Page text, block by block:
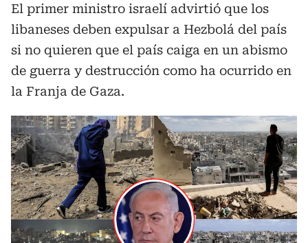
El primer ministro israelí advirtió que los
libaneses deben expulsar a Hezbolá del país
si no quieren que el país caiga en un abismo
de guerra y destrucción como ha ocurrido en
la Franja de Gaza.